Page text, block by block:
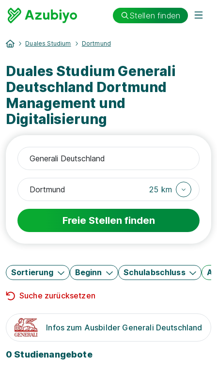
Stellen finden
Duales Studium Dortmund
Duales Studium Generali
Deutschland Dortmund
Management und
Digitalisierung
25 km
Freie Stellen finden
Sortierung Beginn Schulabschluss
Suche zurücksetzen
Infos zum Ausbilder Generali Deutschland
0 Studienangebote